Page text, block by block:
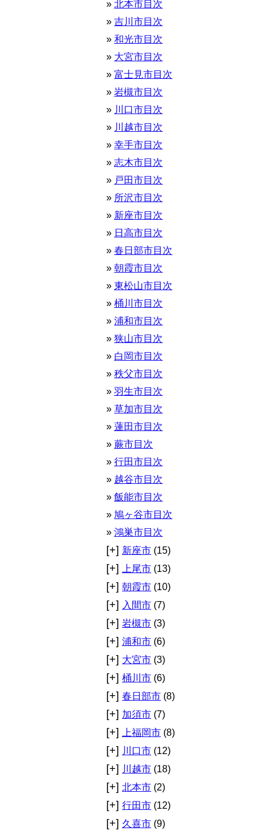
北本市目次
吉川市目次
和光市目次
大宮市目次
富士見市目次
岩槻市目次
川口市目次
川越市目次
幸手市目次
志木市目次
戸田市目次
所沢市目次
新座市目次
日高市目次
春日部市目次
朝霞市目次
東松山市目次
桶川市目次
浦和市目次
狭山市目次
白岡市目次
秩父市目次
羽生市目次
草加市目次
蓮田市目次
蕨市目次
行田市目次
越谷市目次
飯能市目次
鳩ヶ谷市目次
鴻巣市目次
[+] 新座市 (15)
[+] 上尾市 (13)
[+] 朝霞市 (10)
[+] 入間市 (7)
[+] 岩槻市 (3)
[+] 浦和市 (6)
[+] 大宮市 (3)
[+] 桶川市 (6)
[+] 春日部市 (8)
[+] 加須市 (7)
[+] 上福岡市 (8)
[+] 川口市 (12)
[+] 川越市 (18)
[+] 北本市 (2)
[+] 行田市 (12)
[+] 久喜市 (9)